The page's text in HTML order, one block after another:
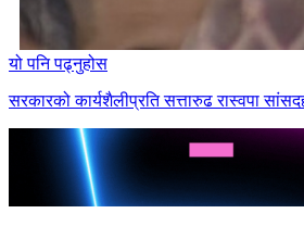
यो पनि पढ्नुहोस
सरकारको कार्यशैलीप्रति सत्तारुढ रास्वपा